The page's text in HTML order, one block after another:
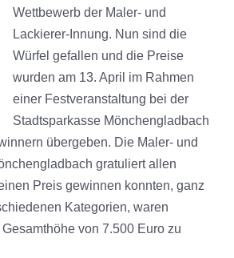
Wettbewerb der Maler- und
Lackierer-Innung. Nun sind die
Würfel gefallen und die Preise
wurden am 13. April im Rahmen
einer Festveranstaltung bei der
Stadtsparkasse Mönchengladbach
übergeben. Die Maler- und
gratuliert allen
Preis gewinnen konnten, ganz
Kategorien, waren
von 7.500 Euro zu